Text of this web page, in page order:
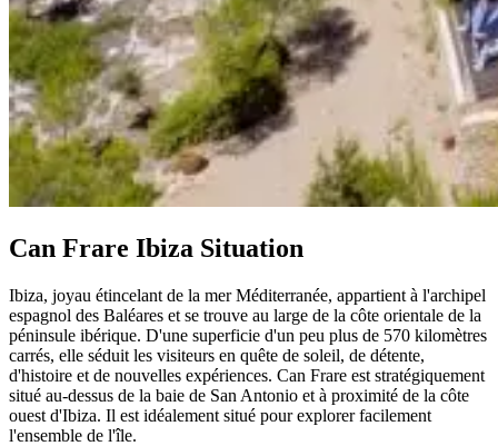
Can Frare Ibiza Situation
Ibiza, joyau étincelant de la mer Méditerranée, appartient à l'archipel
espagnol des Baléares et se trouve au large de la côte orientale de la
péninsule ibérique. D'une superficie d'un peu plus de 570 kilomètres
carrés, elle séduit les visiteurs en quête de soleil, de détente,
d'histoire et de nouvelles expériences. Can Frare est stratégiquement
situé au-dessus de la baie de San Antonio et à proximité de la côte
ouest d'Ibiza. Il est idéalement situé pour explorer facilement
l'ensemble de l'île.